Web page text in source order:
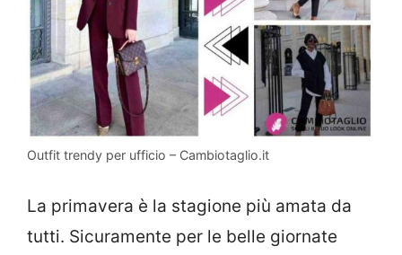
Outfit trendy per ufficio – Cambiotaglio.it
La primavera è la stagione più amata da
tutti. Sicuramente per le belle giornate